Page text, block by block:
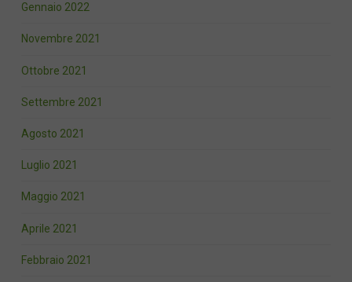
Gennaio 2022
Novembre 2021
Ottobre 2021
Settembre 2021
Agosto 2021
Luglio 2021
Maggio 2021
Aprile 2021
Febbraio 2021